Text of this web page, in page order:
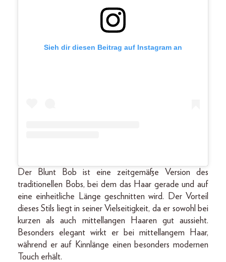
Sieh dir diesen Beitrag auf Instagram an
Der Blunt Bob ist eine zeitgemäße Version des
traditionellen Bobs, bei dem das Haar gerade und auf
eine einheitliche Länge geschnitten wird. Der Vorteil
dieses Stils liegt in seiner Vielseitigkeit, da er sowohl bei
kurzen als auch mittellangen Haaren gut aussieht.
Besonders elegant wirkt er bei mittellangem Haar,
während er auf Kinnlänge einen besonders modernen
Touch erhält.